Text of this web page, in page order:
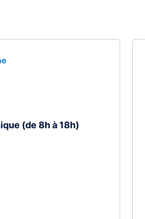
(de 8h à 18h)